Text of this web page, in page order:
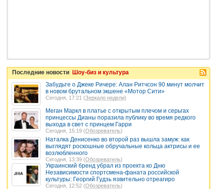
Последние новости Шоу-биз и культура
Забудьте о Джеке Ричере: Алан Ритчсон 90 минут молчит
в новом брутальном экшене «Мотор Сити»
Сегодня, 17:21 (Зеркало недели)
Меган Маркл в платье с открытым плечом и серьгах
принцессы Дианы поразила публику во время редкого
выхода в свет с принцем Гарри
Сегодня, 15:19 (Обозреватель)
Наталка Денисенко во второй раз вышла замуж: как
выглядят роскошные обручальные кольца актрисы и ее
возлюбленного
Сегодня, 13:39 (Обозреватель)
Украинский бренд убрал из проекта ко Дню
Независимости спортсмена-фаната российской
культуры: Георгий Гудзь язвительно отреагиро
Сегодня, 12:52 (Обозреватель)